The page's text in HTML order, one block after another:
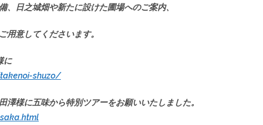
、日之城畑や新たに設けた圃場へのご案内、
用意してくださいます。
に
shuzo/
澤様に五味から特別ツアーをお願いいたしました。